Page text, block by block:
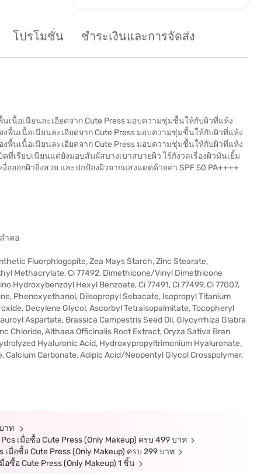
โปรโมชั่น ชำระเงินและการจัดส่ง
เนื้อเนียนละเอียดจาก Cute Press มอบความชุ่มชื้นให้กับผิวที่แห้ง
นเนื้อเนียนละเอียดจาก Cute Press มอบความชุ่มชื้นให้กับผิวที่แห้ง
นเนื้อเนียนละเอียดจาก Cute Press มอบความชุ่มชื้นให้กับผิวที่แห้ง
เรียบเนียนแต่ยังมอบสัมผัสบางเบาสบายผิว ไร้กังวลเรื่องผิวมันเยิ้ม
ออกผิวยิ่งสวย และปกป้องผิวจากแสงแดดด้วยค่า SPF 50 PA++++
ำคอ
Fluorphlogopite, Zea Mays Starch, Zinc Stearate,
Methacrylate, Ci 77492, Dimethicone/Vinyl Dimethicone
Hydroxybenzoyl Hexyl Benzoate, Ci 77491, Ci 77499, Ci 77007,
Phenoxyethanol, Diisopropyl Sebacate, Isopropyl Titanium
Decylene Glycol, Ascorbyl Tetraisopalmitate, Tocopheryl
Aspartate, Brassica Campestris Seed Oil, Glycyrrhiza Glabra
Chloride, Althaea Officinalis Root Extract, Oryza Sativa Bran
Hyaluronic Acid, Hydroxypropyltrimonium Hyaluronate,
Calcium Carbonate, Adipic Acid/Neopentyl Glycol Crosspolymer.
าท
เมื่อซื้อ Cute Press (Only Makeup) ครบ 499 บาท
มื่อซื้อ Cute Press (Only Makeup) ครบ 299 บาท
อซื้อ Cute Press (Only Makeup) 1 ชิ้น